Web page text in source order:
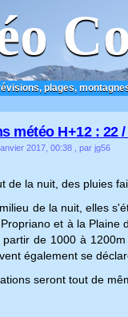
plages,
météo H+12 : 22
2017, 00:38 , par jg56
de la nuit, des pluies
de la nuit, elles
et à la Plaine
partir de 1000 à
également se
seront tout de